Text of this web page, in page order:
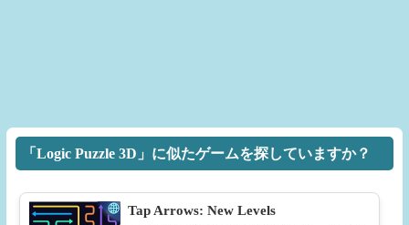
「Logic Puzzle 3D」に似たゲームを探していますか？
Tap Arrows: New Levels